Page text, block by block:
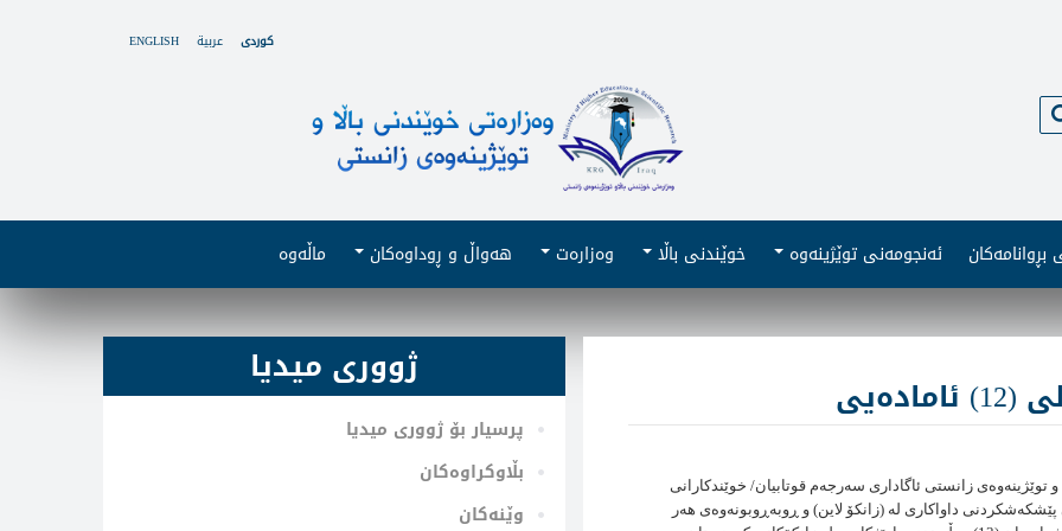
ENGLISH
عربية کوردی
گەڕان
ماڵەوە هەواڵ و ڕوداوەکان وەزارەت خوێندنى باڵا ئەنجومەنى توێژینەوە
توێژینەوەی زانستی ئاگاداری سەرجەم قوتابیان/ خوێندكارانی
پێشكەشكردنی داواكاری لە (زانكۆ لاین) و ڕوبەڕوبونەوەی هەر
ژووری میدیا
پرسیار بۆ ژووری میدیا
بڵاوکراوەکان
وێنەکان